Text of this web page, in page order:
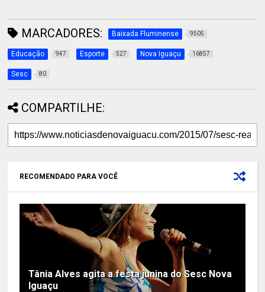
MARCADORES: Baixada Fluminense 9505
Educação 947 Esporte 527 Nova Iguaçu 16857
Sesc 80
COMPARTILHE:
RECOMENDADO PARA VOCÊ
Tânia Alves agita a festa junina do Sesc Nova
Iguaçu